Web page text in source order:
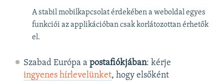
A stabil mobilkapcsolat érdekében a weboldal egyes
funkciói az applikációban csak korlátozottan érhetők
el.
Szabad Európa a postafiókjában: kérje
ingyenes hírlevelünket, hogy elsőként